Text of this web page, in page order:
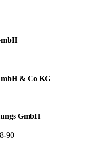
& Co KG
GmbH
90